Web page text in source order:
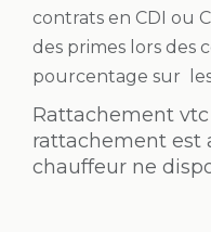
contrats en CDI ou
des primes lors des
pourcentage sur
Rattachement
rattachement est
chauffeur ne